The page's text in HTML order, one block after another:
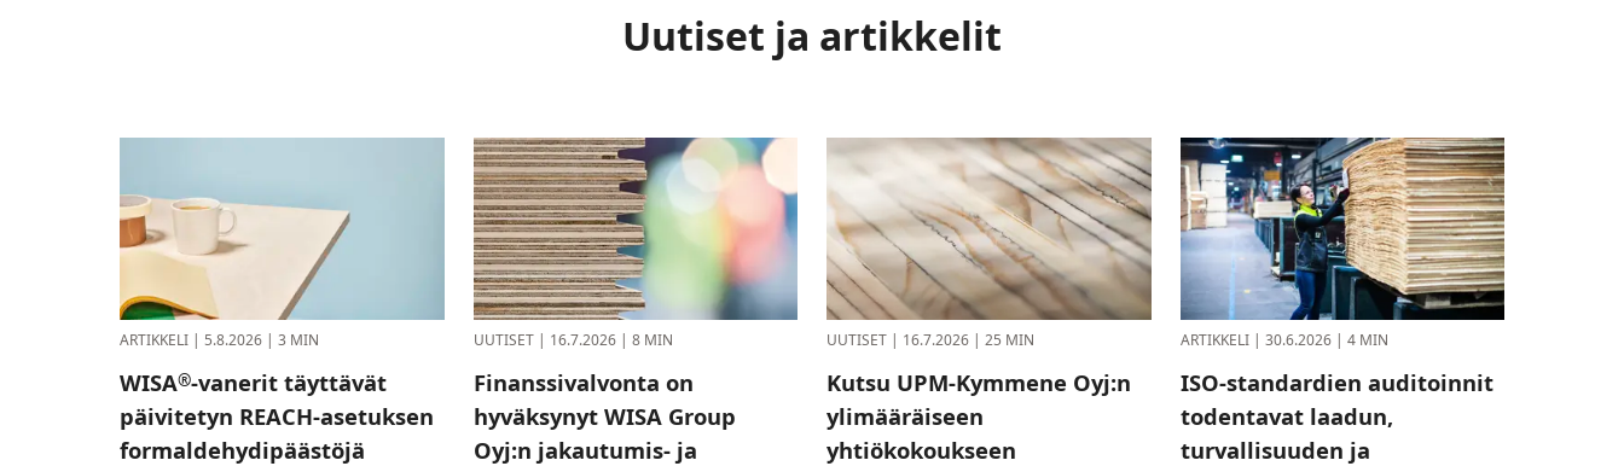
Uutiset ja artikkelit
ARTIKKELI | 5.8.2026 | 3 MIN
WISA®-vanerit täyttävät
päivitetyn REACH-asetuksen
formaldehydipäästöjä
UUTISET | 16.7.2026 | 8 MIN
Finanssivalvonta on
hyväksynyt WISA Group
Oyj:n jakautumis- ja
UUTISET | 16.7.2026 | 25 MIN
Kutsu UPM-Kymmene Oyj:n
ylimääräiseen
yhtiökokoukseen
ARTIKKELI | 30.6.2026 | 4 MIN
ISO-standardien auditoinnit
todentavat laadun,
turvallisuuden ja